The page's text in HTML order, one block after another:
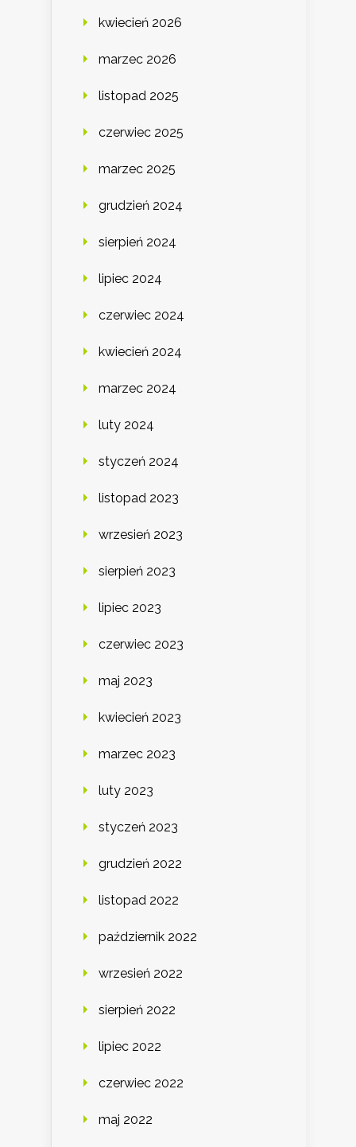
kwiecień 2026
marzec 2026
listopad 2025
czerwiec 2025
marzec 2025
grudzień 2024
sierpień 2024
lipiec 2024
czerwiec 2024
kwiecień 2024
marzec 2024
luty 2024
styczeń 2024
listopad 2023
wrzesień 2023
sierpień 2023
lipiec 2023
czerwiec 2023
maj 2023
kwiecień 2023
marzec 2023
luty 2023
styczeń 2023
grudzień 2022
listopad 2022
październik 2022
wrzesień 2022
sierpień 2022
lipiec 2022
czerwiec 2022
maj 2022